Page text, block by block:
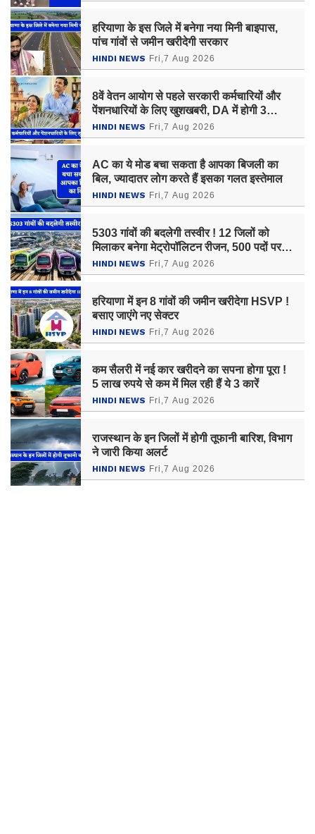
हरियाणा के इस जिले में बनेगा नया मिनी बाइपास,
पांच गांवों से जमीन खरीदेगी सरकार
HINDI NEWS Fri,7 Aug 2026
8वें वेतन आयोग से पहले सरकारी कर्मचारियों और
पेंशनधारियों के लिए खुशखबरी, DA में होगी 3
प्रतिशत की बढ़ोतरी ?
HINDI NEWS Fri,7 Aug 2026
AC का ये मोड बचा सकता है आपका बिजली का
बिल, ज्यादातर लोग करते हैं इसका गलत इस्तेमाल
HINDI NEWS Fri,7 Aug 2026
5303 गांवों की बदलेगी तस्वीर ! 12 जिलों को
मिलाकर बनेगा मेट्रोपॉलिटन रीजन, 500 पदों पर
होगी नियुक्ति
HINDI NEWS Fri,7 Aug 2026
हरियाणा में इन 8 गांवों की जमीन खरीदेगा HSVP !
बसाए जाएंगे नए सेक्टर
HINDI NEWS Fri,7 Aug 2026
कम सैलरी में नई कार खरीदने का सपना होगा पूरा !
5 लाख रुपये से कम में मिल रही हैं ये 3 कारें
HINDI NEWS Fri,7 Aug 2026
राजस्थान के इन जिलों में होगी तूफानी बारिश, विभाग
ने जारी किया अलर्ट
HINDI NEWS Fri,7 Aug 2026